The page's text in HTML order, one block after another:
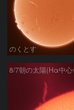
のくとす